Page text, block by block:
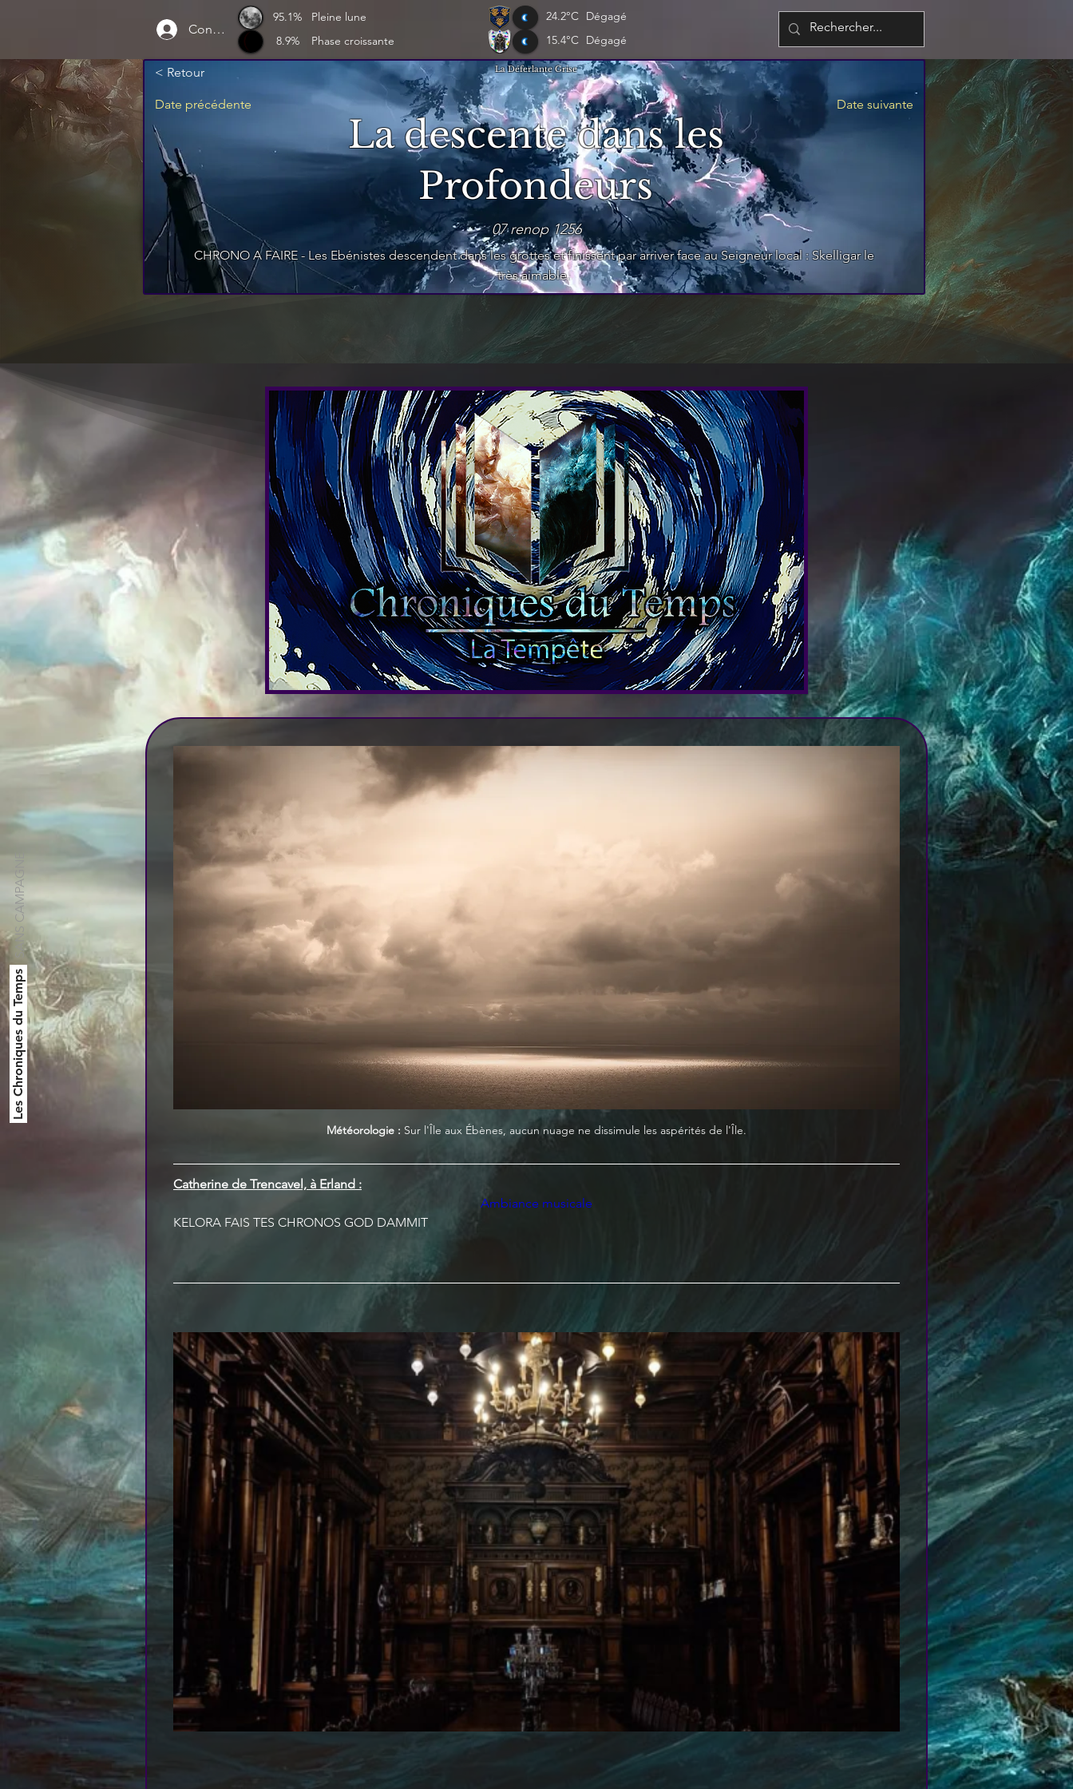
Connexion
95.1%
Pleine lune
8.9%
Phase croissante
24.2°C Dégagé
15.4°C Dégagé
Les Chroniques du Temps
SANS CAMPAGNE
< Retour
Date précédente Date suivante
La descente dans les
Profondeurs
CHRONO A FAIRE - Les Ebénistes descendent dans les grottes et finissent par arriver face au Seigneur local : Skelligar le
très aimable.
07 renop 1256
La Déferlante Grise
Météorologie : Sur l'Île aux Ébènes, aucun nuage ne dissimule les aspérités de l'Île.
Catherine de Trencavel, à Erland :
Ambiance musicale
KELORA FAIS TES CHRONOS GOD DAMMIT